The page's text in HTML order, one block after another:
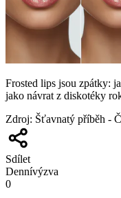
Frosted lips jsou zpátky:
jako návrat z diskotéky
Zdroj: Šťavnatý příběh -
Sdílet
Dennívýzva
0